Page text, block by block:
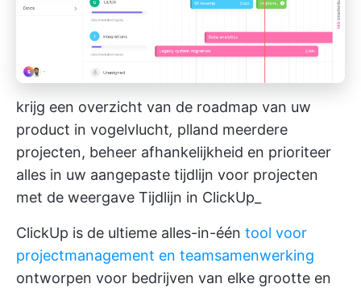
krijg een overzicht van de roadmap van uw
product in vogelvlucht, plland meerdere
projecten, beheer afhankelijkheid en prioriteer
alles in uw aangepaste tijdlijn voor projecten
met de weergave Tijdlijn in ClickUp_
ClickUp is de ultieme alles-in-één tool voor
projectmanagement en teamsamenwerking
ontworpen voor bedrijven van elke grootte en